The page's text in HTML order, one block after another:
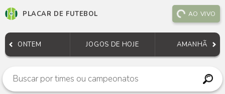
PLACAR DE FUTEBOL AO VIVO
ONTEM JOGOS DE HOJE AMANHÃ